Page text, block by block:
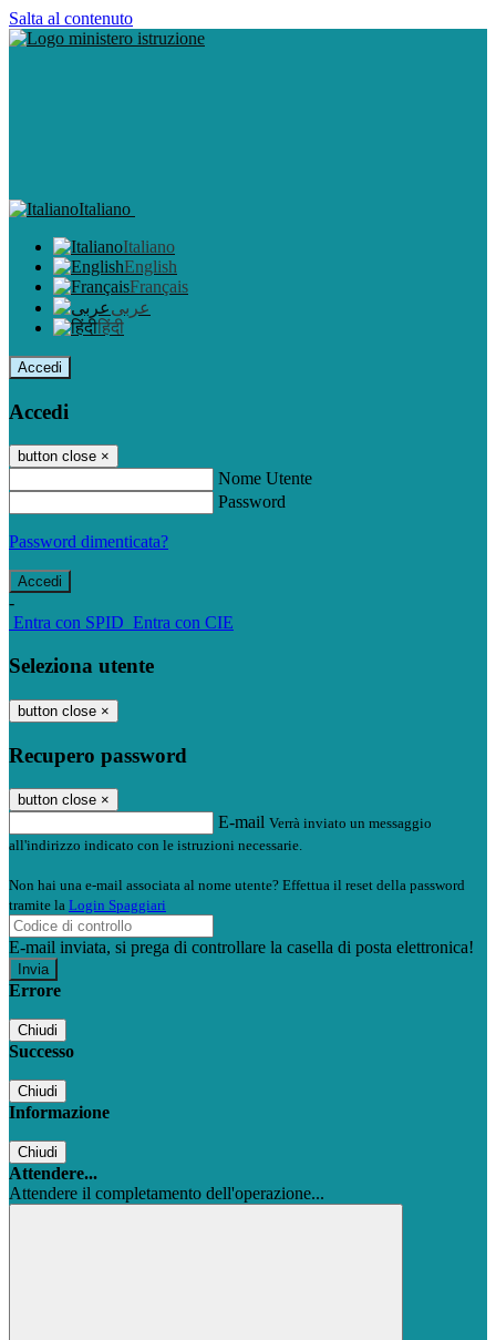
Salta al contenuto
Italiano
Italiano
English
Français
عربى
हिंदी
Accedi
Accedi
button close ×
Nome Utente
Password
Password dimenticata?
-
Entra con SPID Entra con CIE
Seleziona utente
button close ×
Recupero password
button close ×
E-mail Verrà inviato un messaggio
all'indirizzo indicato con le istruzioni necessarie.
Non hai una e-mail associata al nome utente? Effettua il reset della password
tramite la Login Spaggiari
E-mail inviata, si prega di controllare la casella di posta elettronica!
Errore
Chiudi
Successo
Chiudi
Informazione
Chiudi
Attendere...
Attendere il completamento dell'operazione...